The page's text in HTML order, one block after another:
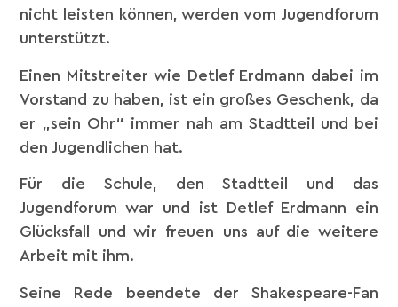
nicht leisten können, werden vom Jugendforum
unterstützt.
Einen Mitstreiter wie Detlef Erdmann dabei im
Vorstand zu haben, ist ein großes Geschenk, da
er „sein Ohr“ immer nah am Stadtteil und bei
den Jugendlichen hat.
Für die Schule, den Stadtteil und das
Jugendforum war und ist Detlef Erdmann ein
Glücksfall und wir freuen uns auf die weitere
Arbeit mit ihm.
Seine Rede beendete der Shakespeare-Fan